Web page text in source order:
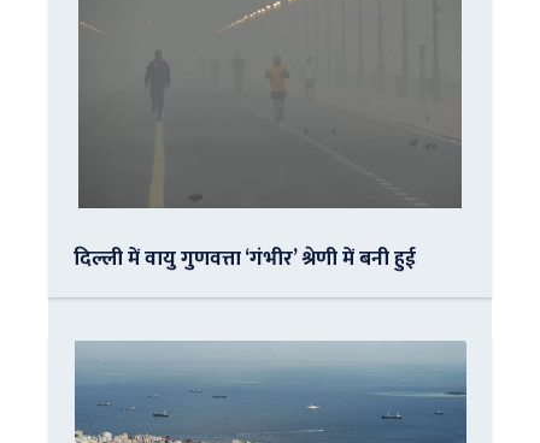
दिल्ली में वायु गुणवत्ता ‘गंभीर’ श्रेणी में बनी हुई